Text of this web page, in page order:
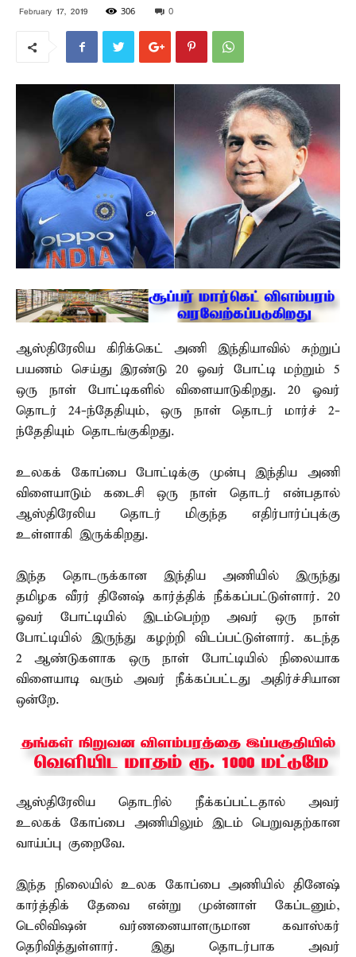
February 17, 2019 306 0
ஆஸ்திரேலிய கிரிக்கெட் அணி இந்தியாவில் சுற்றுப்
பயணம் செய்து இரண்டு 20 ஓவர் போட்டி மற்றும் 5
ஒரு நாள் போட்டிகளில் விளையாடுகிறது. 20 ஓவர்
தொடர் 24-ந்தேதியும், ஒரு நாள் தொடர் மார்ச் 2-
ந்தேதியும் தொடங்குகிறது.
உலகக் கோப்பை போட்டிக்கு முன்பு இந்திய அணி
விளையாடும் கடைசி ஒரு நாள் தொடர் என்பதால்
ஆஸ்திரேலிய தொடர் மிகுந்த எதிர்பார்ப்புக்கு
உள்ளாகி இருக்கிறது.
இந்த தொடருக்கான இந்திய அணியில் இருந்து
தமிழக வீரர் தினேஷ் கார்த்திக் நீக்கப்பட்டுள்ளார். 20
ஓவர் போட்டியில் இடம்பெற்ற அவர் ஒரு நாள்
போட்டியில் இருந்து கழற்றி விடப்பட்டுள்ளார். கடந்த
2 ஆண்டுகளாக ஒரு நாள் போட்டியில் நிலையாக
விளையாடி வரும் அவர் நீக்கப்பட்டது அதிர்ச்சியான
ஒன்றே.
ஆஸ்திரேலிய தொடரில் நீக்கப்பட்டதால் அவர்
உலகக் கோப்பை அணியிலும் இடம் பெறுவதற்கான
வாய்ப்பு குறைவே.
இந்த நிலையில் உலக கோப்பை அணியில் தினேஷ்
கார்த்திக் தேவை என்று முன்னாள் கேப்டனும்,
டெலிவிஷன் வர்ணனையாளருமான கவாஸ்கர்
தெரிவித்துள்ளார். இது தொடர்பாக அவர்